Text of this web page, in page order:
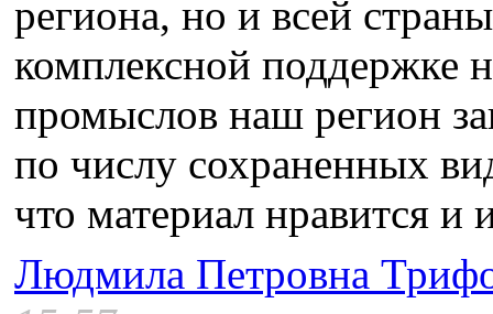
региона, но и всей
комплексной поддержке
промыслов наш регион
по числу сохраненных
что материал нравится и
Людмила Петровна